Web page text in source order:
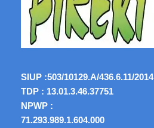
SIUP :503/10129.A/436.6.11/2014
TDP : 13.01.3.46.37751
NPWP :
71.293.989.1.604.000